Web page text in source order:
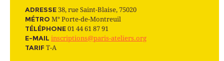
ADRESSE 38, rue Saint-Blaise, 75020
MÉTRO M° Porte-de-Montreuil
TÉLÉPHONE 01 44 61 87 91
E-MAIL inscriptions@paris-ateliers.org
TARIF T-A